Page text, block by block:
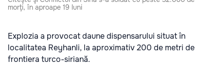
morţi, în aproape 19 luni
Explozia a provocat daune dispensarului situat în
localitatea Reyhanli, la aproximativ 200 de metri de
frontiera turco-siriană.